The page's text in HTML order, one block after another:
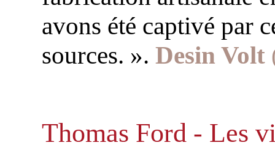
avons été captivé par
sources. ». Desin Volt
Thomas Ford - Les